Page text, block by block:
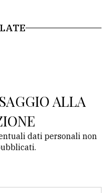
ALLA
dati personali non